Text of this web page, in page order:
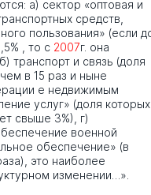
а) сектор «оптовая и
средств,
пользования» (если
, то с 2007г. она
транспорт и связь (доля
в 15 раз и ныне
е недвижимым
услуг» (доля которых
свыше 3%), г)
военной
обеспечение» (в
это наиболее
изменении…».